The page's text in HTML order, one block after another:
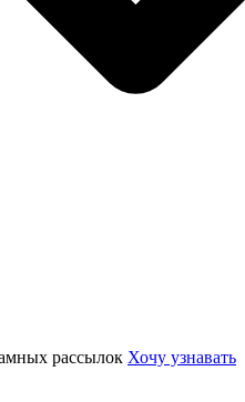
рассылок Хочу узнавать